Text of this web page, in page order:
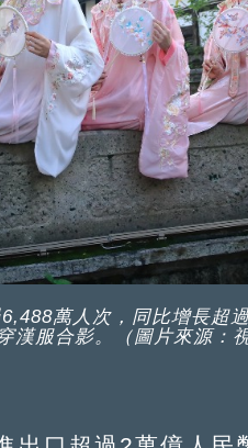
萬人次，同比增長超
漢服合影。（圖片來源：